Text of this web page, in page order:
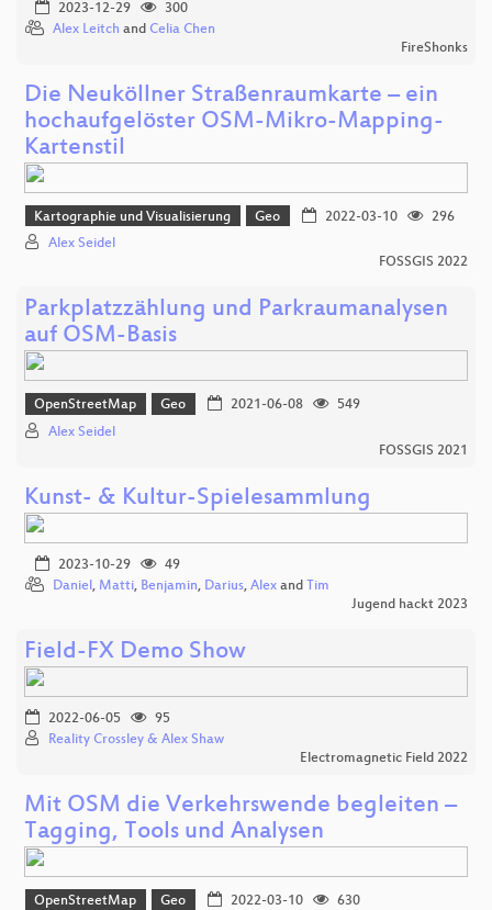
2023-12-29
300
Alex Leitch and Celia Chen
FireShonks
Die Neuköllner Straßenraumkarte – ein
hochaufgelöster OSM-Mikro-Mapping-
Kartenstil
Kartographie und Visualisierung Geo 2022-03-10
296
Alex Seidel
FOSSGIS 2022
Parkplatzzählung und Parkraumanalysen
auf OSM-Basis
OpenStreetMap Geo 2021-06-08
549
Alex Seidel
FOSSGIS 2021
Kunst- & Kultur-Spielesammlung
2023-10-29
49
Daniel , Matti, Benjamin, Darius, Alex and Tim
Jugend hackt 2023
Field-FX Demo Show
2022-06-05
95
Reality Crossley & Alex Shaw
Electromagnetic Field 2022
Mit OSM die Verkehrswende begleiten –
Tagging, Tools und Analysen
OpenStreetMap Geo 2022-03-10
630